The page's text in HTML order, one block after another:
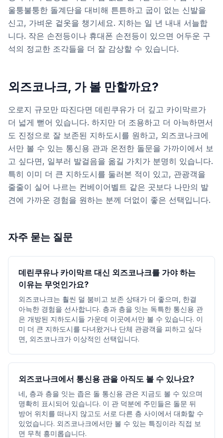
울퉁불퉁한 돌계단을 대비해 튼튼하고 굽이 없는 신발을
신고, 가벼운 겉옷을 챙기세요. 지하는 일 년 내내 서늘합
니다. 작은 손전등이나 휴대폰 손전등이 있으면 어두운 구
석의 정교한 조각들을 더 잘 감상할 수 있습니다.
외즈코나크, 가 볼 만할까요?
오로지 규모만 따진다면 데린쿠유가 더 깊고 카이막르가
더 넓게 뻗어 있습니다. 하지만 더 조용하고 더 아늑하면서
도 진정으로 잘 보존된 지하도시를 원하고, 외즈코나크에
서만 볼 수 있는 통신용 관과 온전한 돌문을 가까이에서 보
고 싶다면, 일부러 발걸음을 옮길 가치가 분명히 있습니다.
특히 이미 더 큰 지하도시를 둘러본 적이 있고, 관광객을
줄줄이 실어 나르는 컨베이어벨트 같은 곳보다 나만의 발
견에 가까운 경험을 원하는 분께 더없이 좋은 선택입니다.
자주 묻는 질문
데린쿠유나 카이막르 대신 외즈코나크를 가야 하는
이유는 무엇인가요?
외즈코나크는 훨씬 덜 붐비고 보존 상태가 더 좋으며, 한결
아늑한 경험을 선사합니다. 층과 층을 잇는 독특한 통신용 관
은 개방된 지하도시들 가운데 이곳에서만 볼 수 있습니다. 이
미 더 큰 지하도시를 다녀왔거나 단체 관광객을 피하고 싶다
면, 외즈코나크가 이상적인 선택입니다.
외즈코나크에서 통신용 관을 아직도 볼 수 있나요?
네, 층과 층을 잇는 좁은 돌 통신용 관은 지금도 볼 수 있으며
명확히 표시되어 있습니다. 이 관 덕분에 주민들은 돌문 뒤
방어 위치를 떠나지 않고도 서로 다른 층 사이에서 대화할 수
있었습니다. 외즈코나크에서만 볼 수 있는 특징이라 직접 보
면 무척 흥미롭습니다.